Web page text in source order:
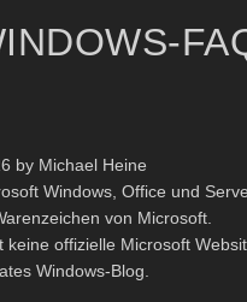
by Michael Heine
Windows, Office und
von Microsoft.
keine offizielle Microsoft
Windows-Blog.